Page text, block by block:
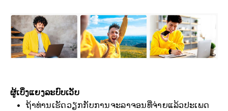
ຜູ້ເບິ່ງແຍງລະບົບເວັບ
ຖ້າທ່ານເຮັດວຽກກັບການຈະລາຈອນທີ່ຈ່າຍແລ້ວປະເພດ